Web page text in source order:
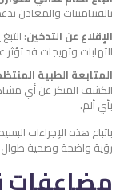
بالفيتامينات والمعادن
الإقلاع عن التدخين:
التهابات وتهيجات قد تؤثر
المتابعة الطبية
الكشف المبكر عن أي
بأي ألم.
باتباع هذه الإجراءات
رؤية واضحة وصحية طوال